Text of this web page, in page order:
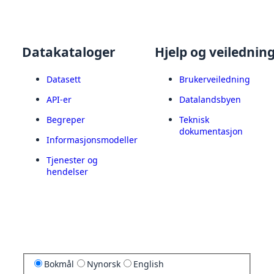
Datakataloger
Datasett
API-er
Begreper
Informasjonsmodeller
Tjenester og
hendelser
Hjelp og
Brukerveiledning
Datalandsbyen
Teknisk
dokumentasjon
Bokmål Nynorsk English